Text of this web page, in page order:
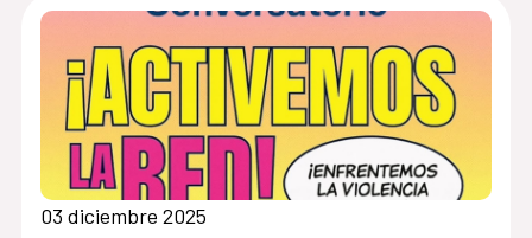
03 diciembre 2025